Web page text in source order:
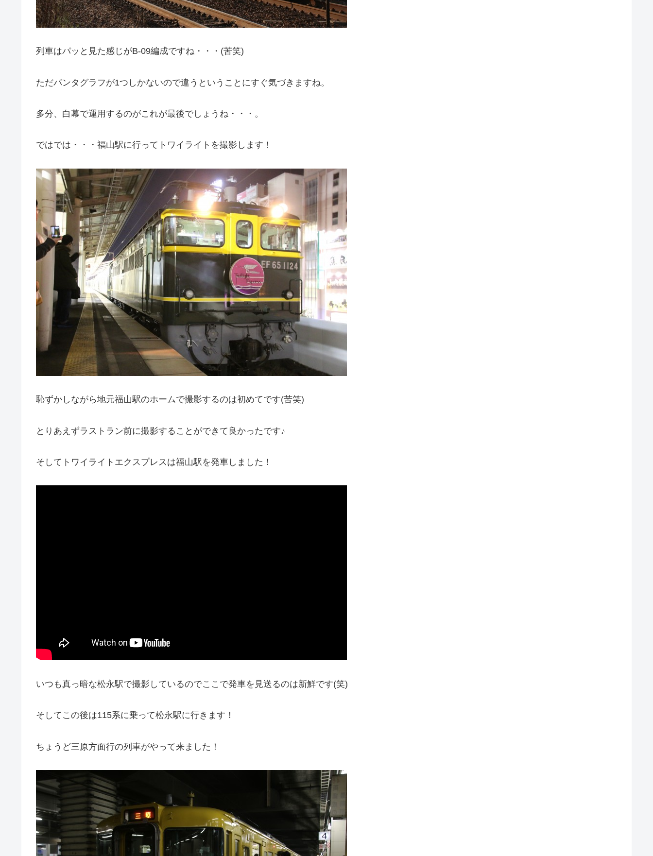
列車はパッと見た感じがB-09編成ですね・・・(苦笑)
ただパンタグラフが1つしかないので違うということにすぐ気づきますね。
多分、白幕で運用するのがこれが最後でしょうね・・・。
ではでは・・・福山駅に行ってトワイライトを撮影します！
恥ずかしながら地元福山駅のホームで撮影するのは初めてです(苦笑)
とりあえずラストラン前に撮影することができて良かったです♪
そしてトワイライトエクスプレスは福山駅を発車しました！
いつも真っ暗な松永駅で撮影しているのでここで発車を見送るのは新鮮です(笑)
そしてこの後は115系に乗って松永駅に行きます！
ちょうど三原方面行の列車がやって来ました！